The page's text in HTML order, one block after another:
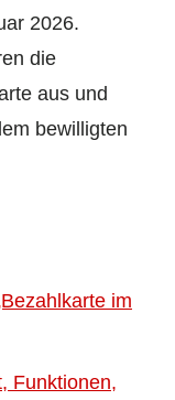
2026.
die
aus und
bewilligten
im
Funktionen,